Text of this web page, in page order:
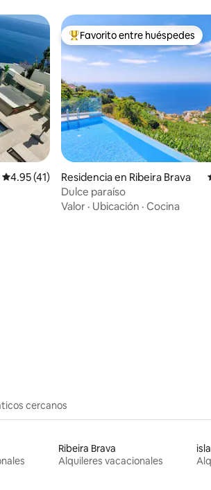
Calificación promedio: 4.95 de 5; 41
4.95 (41)
De los mejores en Favorito
Favorito entre huéspedes
Residencia en Ribeira Brava
Dulce paraíso
Valor · Ubicación · Cocina
cercanos
Ribeira Brava
Alquileres vacacionales